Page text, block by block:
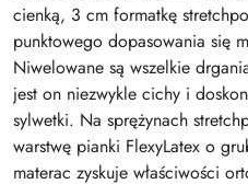
cienką, 3 cm formatkę
punktowego dopasowania się
Niwelowane są wszelkie
jest on niezwykle cichy i
sylwetki. Na sprężynach
warstwę pianki FlexyLatex o
materac zyskuje właściwości